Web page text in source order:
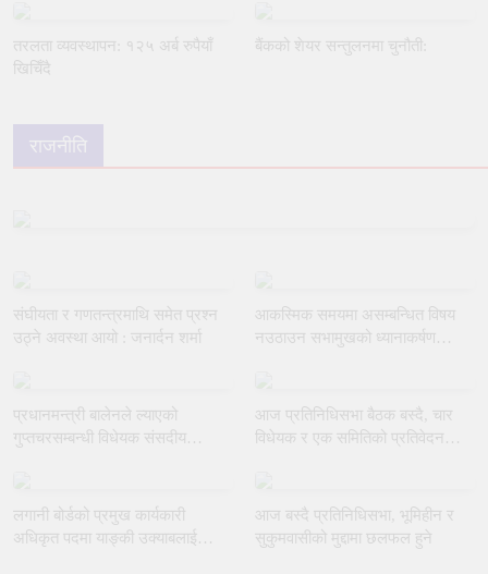
तरलता व्यवस्थापन: १२५ अर्ब रुपैयाँ
खिचिँदै
बैंकको शेयर सन्तुलनमा चुनौती:
राजनीति
संघीयता र गणतन्त्रमाथि समेत प्रश्न
उठ्ने अवस्था आयो : जनार्दन शर्मा
आकस्मिक समयमा असम्बन्धित विषय
नउठाउन सभामुखको ध्यानाकर्षण
प्रधानमन्त्री बालेनले ल्याएको
गुप्तचरसम्बन्धी विधेयक संसदीय
आज प्रतिनिधिसभा बैठक बस्दै, चार
विधेयक र एक समितिको प्रतिवेदन
लगानी बोर्डको प्रमुख कार्यकारी
अधिकृत पदमा याङ्की उक्याबलाई
आज बस्दै प्रतिनिधिसभा, भूमिहीन र
सुकुमवासीको मुद्दामा छलफल हुने